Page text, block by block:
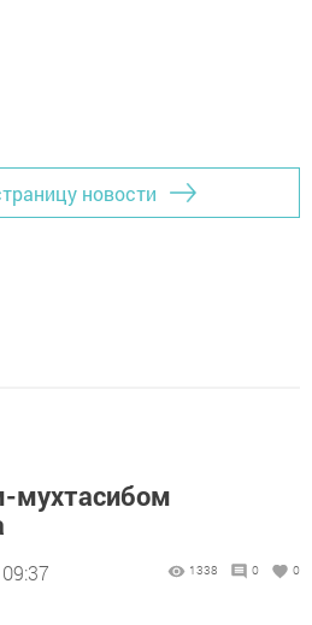
новости
мухтасибом
1338 0 0